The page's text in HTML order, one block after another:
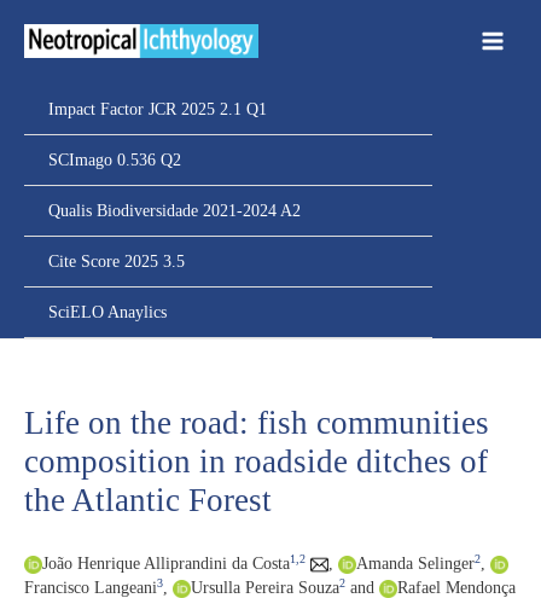
Impact Factor JCR 2025 2.1 Q1
SCImago 0.536 Q2
Qualis Biodiversidade 2021-2024 A2
Cite Score 2025 3.5
SciELO Anaylics
Life on the road: fish communities
composition in roadside ditches of
the Atlantic Forest
João Henrique Alliprandini da Costa1,2 Amanda Selinger2
Francisco Langeani3 Ursulla Pereira Souza2 and
Rafael Mendonça